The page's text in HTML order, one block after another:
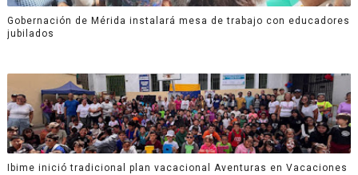
Gobernación de Mérida instalará mesa de trabajo con educadores
jubilados
Ibime inició tradicional plan vacacional Aventuras en Vacaciones